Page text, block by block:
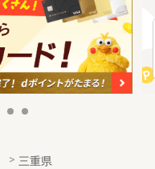
三重県